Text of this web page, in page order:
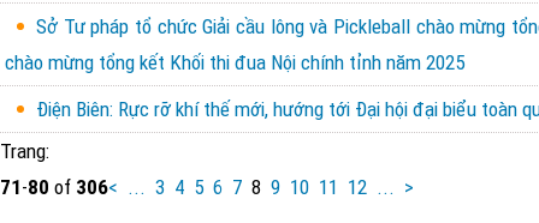
Sở Tư pháp tổ chức Giải cầu lông và Pickleball chào mừng
chào mừng tổng kết Khối thi đua Nội chính tỉnh năm 2025
Điện Biên: Rực rỡ khí thế mới, hướng tới Đại hội đại biểu toàn
Trang:
71-80 of 306< ... 3 4 5 6 7 8 9 10 11 12 ... >